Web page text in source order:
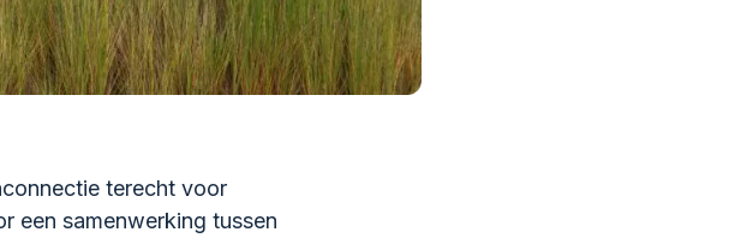
terecht voor
een samenwerking tussen